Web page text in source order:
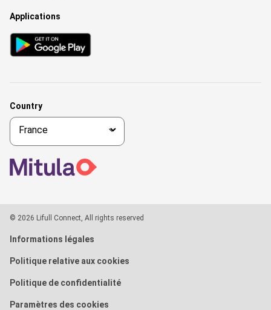
Applications
Country
© 2026 Lifull Connect, All rights reserved
Informations légales
Politique relative aux cookies
Politique de confidentialité
Paramètres des cookies